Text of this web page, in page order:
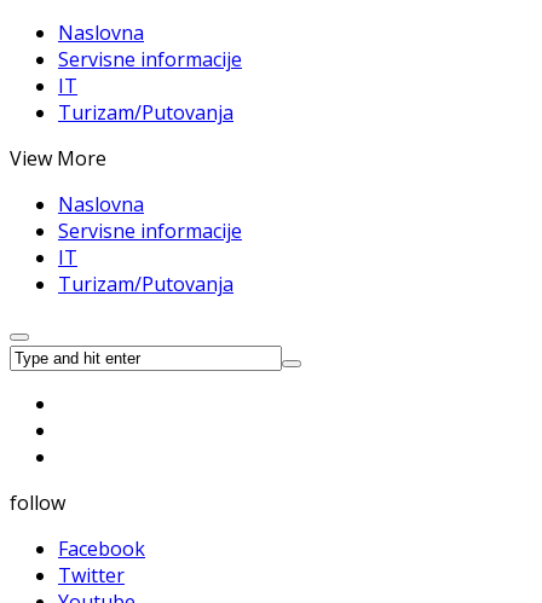
Naslovna
Servisne informacije
IT
Turizam/Putovanja
View More
Naslovna
Servisne informacije
IT
Turizam/Putovanja
follow
Facebook
Twitter